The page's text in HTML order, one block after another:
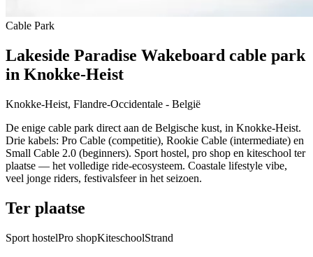
Cable Park
Lakeside Paradise Wakeboard cable park
in Knokke-Heist
Knokke-Heist, Flandre-Occidentale - België
De enige cable park direct aan de Belgische kust, in Knokke-Heist.
Drie kabels: Pro Cable (competitie), Rookie Cable (intermediate) en
Small Cable 2.0 (beginners). Sport hostel, pro shop en kiteschool ter
plaatse — het volledige ride-ecosysteem. Coastale lifestyle vibe,
veel jonge riders, festivalsfeer in het seizoen.
Ter plaatse
Sport hostelPro shopKiteschoolStrand